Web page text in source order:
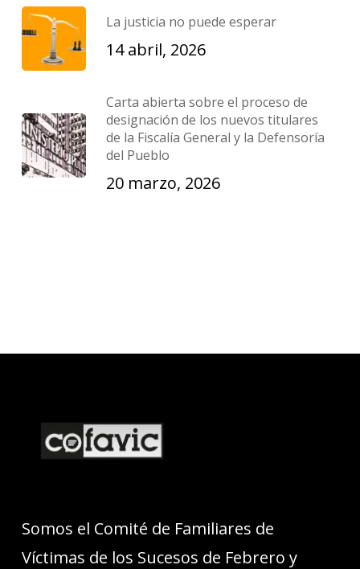
La justicia no puede esperar
14 abril, 2026
Carta abierta sobre el proceso de
designación de los nuevos titulares
de la Fiscalía General y la Defensoría
del Pueblo
20 marzo, 2026
Somos el Comité de Familiares de
Víctimas de los Sucesos de Febrero y